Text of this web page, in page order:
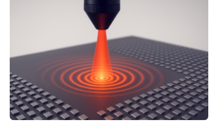
Nichtmetallen vorkommt und insbesondere für
Sensorik und Elektrotechnik von Interesse ist. Über ihre
Erkenntnisse berichten die Forschenden im Journal of
the American Chemical Society. —What for?
Materialien, die gleichzeitig Strom leiten und Licht
beeinflussen können, sind für viele moderne
Technologien…